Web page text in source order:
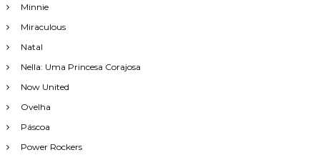
Minnie
Miraculous
Natal
Nella: Uma Princesa Corajosa
Now United
Ovelha
Páscoa
Power Rockers